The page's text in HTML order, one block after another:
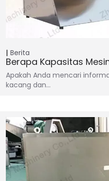
Berita
Berapa Kapasitas
Apakah Anda mencari
kacang dan…